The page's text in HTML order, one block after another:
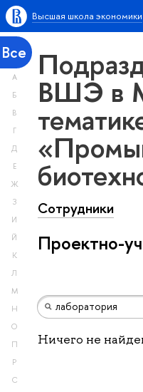
Высшая школа экономики
Все
А
Б
В
Г
Д
Е
Ж
З
И
Й
К
Л
М
Н
О
П
Р
С
ВШЭ в
Сотрудники
Проектно-
Ничего не